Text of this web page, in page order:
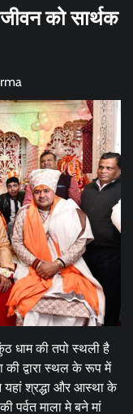
को सार्थक
धाम की तपो स्थली है
की द्वारा स्थल के रूप में
यहां श्रद्धा और आस्था के
पर्वत माला मे बने मां